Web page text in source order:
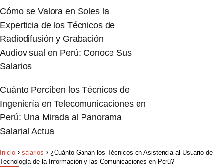
Cómo se Valora en Soles la
Experticia de los Técnicos de
Radiodifusión y Grabación
Audiovisual en Perú: Conoce Sus
Salarios
Cuánto Perciben los Técnicos de
Ingeniería en Telecomunicaciones en
Perú: Una Mirada al Panorama
Salarial Actual
Inicio salarios
¿Cuánto Ganan los Técnicos en Asistencia al Usuario de
Tecnología de la Información y las Comunicaciones en Perú?